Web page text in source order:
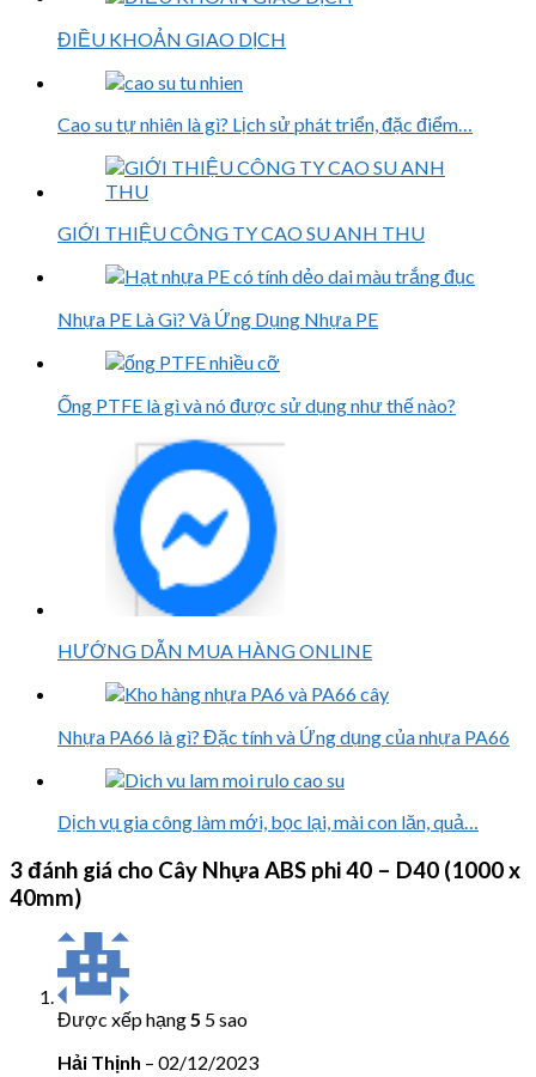
ĐIỀU KHOẢN GIAO DỊCH
Cao su tự nhiên là gì? Lịch sử phát triển, đặc điểm…
GIỚI THIỆU CÔNG TY CAO SU ANH THU
Nhựa PE Là Gì? Và Ứng Dụng Nhựa PE
Ống PTFE là gì và nó được sử dụng như thế nào?
HƯỚNG DẪN MUA HÀNG ONLINE
Nhựa PA66 là gì? Đặc tính và Ứng dụng của nhựa PA66
Dịch vụ gia công làm mới, bọc lại, mài con lăn, quả…
3 đánh giá cho Cây Nhựa ABS phi 40 – D40 (1000 x
40mm)
Được xếp hạng5 5 sao
Hải Thịnh – 02/12/2023